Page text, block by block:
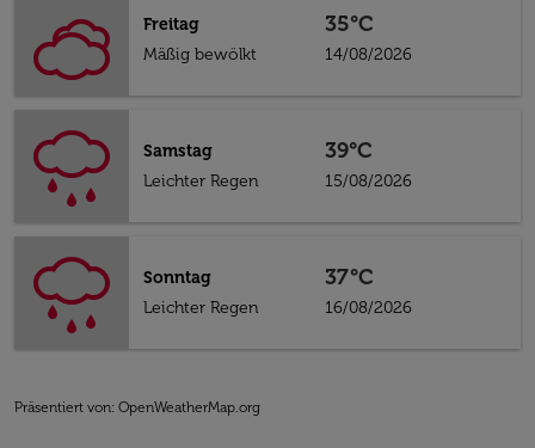
Freitag
Mäßig bewölkt
35°C
14/08/2026
Samstag
Leichter Regen
39°C
15/08/2026
Sonntag
Leichter Regen
37°C
16/08/2026
Präsentiert von: OpenWeatherMap.org